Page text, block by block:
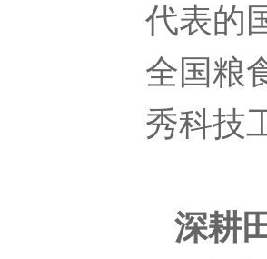
代表的
全国粮
秀科技
深耕